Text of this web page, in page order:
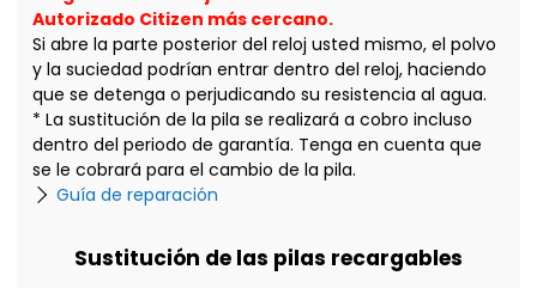
Autorizado Citizen más cercano.
Si abre la parte posterior del reloj usted mismo, el polvo
y la suciedad podrían entrar dentro del reloj, haciendo
que se detenga o perjudicando su resistencia al agua.
* La sustitución de la pila se realizará a cobro incluso
dentro del periodo de garantía. Tenga en cuenta que
se le cobrará para el cambio de la pila.
Guía de reparación
Sustitución de las pilas recargables